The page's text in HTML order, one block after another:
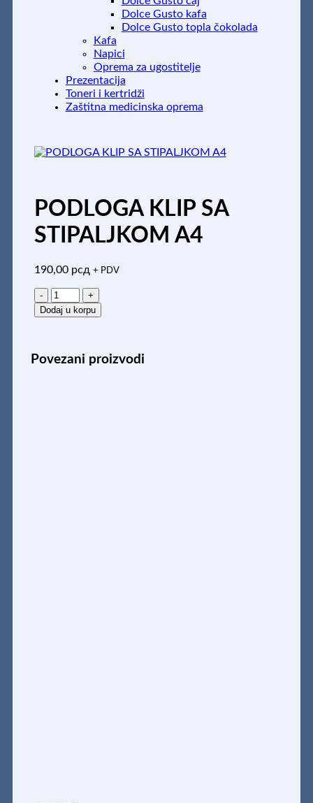
Dolce Gusto kafa
Dolce Gusto topla čokolada
Kafa
Napici
Oprema za ugostitelje
Prezentacija
Toneri i kertridži
Zaštitna medicinska oprema
PODLOGA KLIP SA
STIPALJKOM A4
190,00 рсд + PDV
PODLOGA
KLIP
SA
količina
Dodaj u korpu
Povezani proizvodi